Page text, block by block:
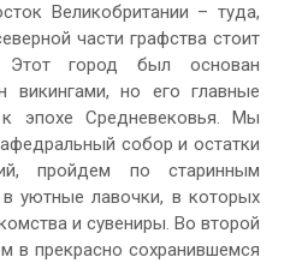
Великобритании – туда,
части графства стоит
Этот город был основан
викингами, но его главные
к эпохе Средневековья. Мы
собор и остатки
пройдем по старинным
уютные лавочки, в которых
и сувениры. Во второй
в прекрасно сохранившемся